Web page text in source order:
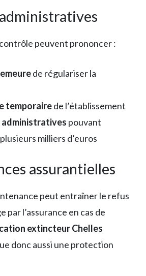
peuvent prononcer :
de régulariser la
temporairede l’établissement
administratives pouvant
milliers d’euros
assurantielles
peut entraîner le refus
par l’assurance en cas de
extincteur Chelles
donc aussi une protection